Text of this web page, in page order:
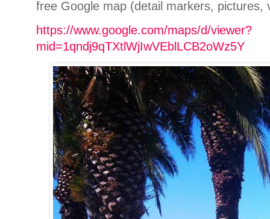
free Google map (detail markers, pictures,
https://www.google.com/maps/d/viewer?
mid=1qndj9qTXtlWjIwVEblLCB2oWz5Y